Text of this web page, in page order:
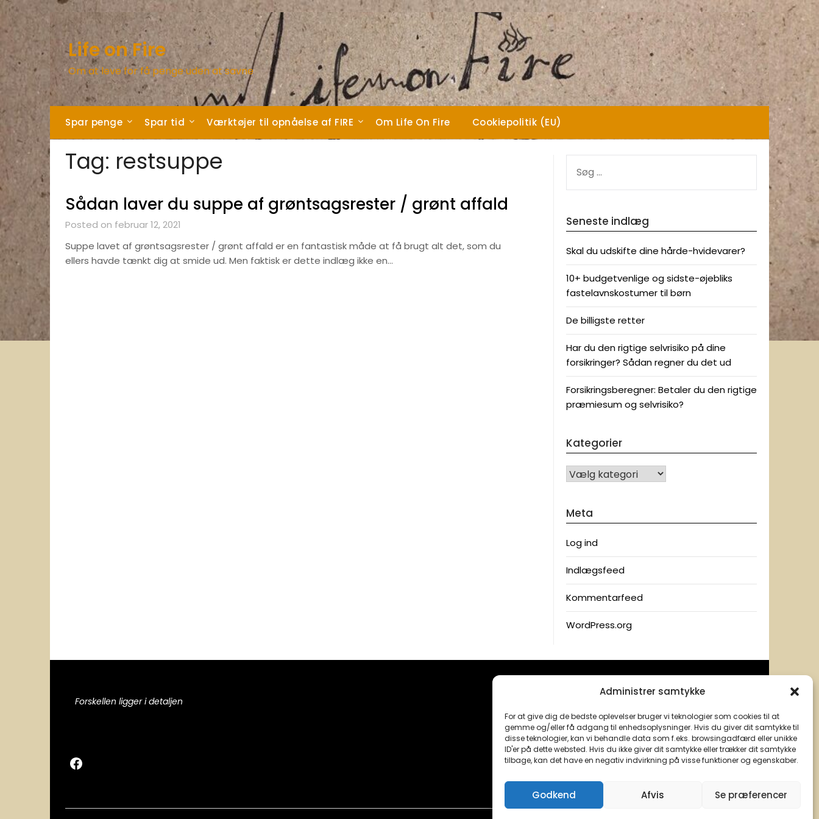
Administrer samtykke
For at give dig de bedste oplevelser bruger vi teknologier som cookies til at
gemme og/eller få adgang til enhedsoplysninger. Hvis du giver dit samtykke til
disse teknologier, kan vi behandle data som f.eks. browsingadfærd eller unikke
ID'er på dette websted. Hvis du ikke giver dit samtykke eller trækker dit samtykke
tilbage, kan det have en negativ indvirkning på visse funktioner og egenskaber.
Godkend Afvis Se præferencer
Skip
to
content
Life on Fire
Om at leve for få penge uden at savne
Spar penge Spar tid Værktøjer til opnåelse af FIRE Om Life On Fire Cookiepolitik (EU)
Tag: restsuppe
Sådan laver du suppe af grøntsagsrester / grønt affald
Posted on februar 12, 2021
Suppe lavet af grøntsagsrester / grønt affald er en fantastisk måde at få brugt alt det, som du
ellers havde tænkt dig at smide ud. Men faktisk er dette indlæg ikke en…
EFTER:
Seneste indlæg
Skal du udskifte dine hårde-hvidevarer?
10+ budgetvenlige og sidste-øjebliks
fastelavnskostumer til børn
De billigste retter
Har du den rigtige selvrisiko på dine
forsikringer? Sådan regner du det ud
Forsikringsberegner: Betaler du den rigtige
præmiesum og selvrisiko?
Kategorier
KATEGORIER
Meta
Log ind
Indlægsfeed
Kommentarfeed
WordPress.org
Forskellen ligger i detaljen
Facebook